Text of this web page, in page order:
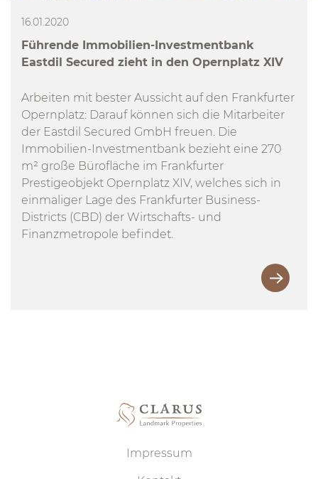
16.01.2020
Führende Immobilien-Investmentbank
Eastdil Secured zieht in den Opernplatz XIV
Arbeiten mit bester Aussicht auf den Frankfurter
Opernplatz: Darauf können sich die Mitarbeiter
der Eastdil Secured GmbH freuen. Die
Immobilien-Investmentbank bezieht eine 270
m² große Bürofläche im Frankfurter
Prestigeobjekt Opernplatz XIV, welches sich in
einmaliger Lage des Frankfurter Business-
Districts (CBD) der Wirtschafts- und
Finanzmetropole befindet.
Impressum